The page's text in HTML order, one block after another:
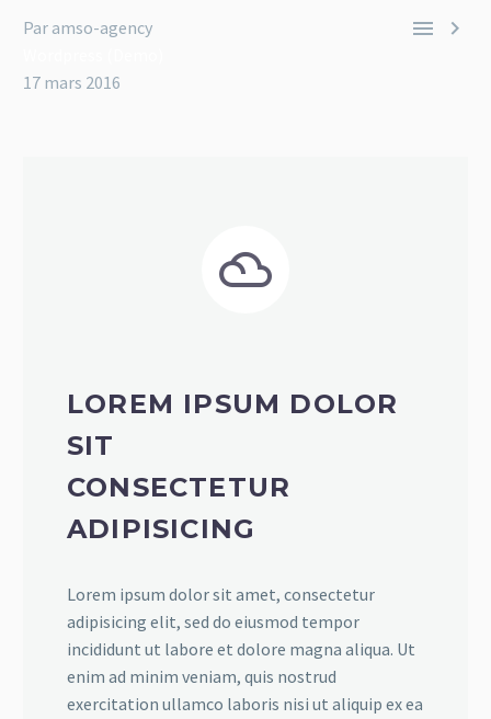
 
Par amso-agency
17 mars 2016


LOREM IPSUM DOLOR
SIT
CONSECTETUR
ADIPISICING
Lorem ipsum dolor sit amet, consectetur
adipisicing elit, sed do eiusmod tempor
incididunt ut labore et dolore magna aliqua. Ut
enim ad minim veniam, quis nostrud
exercitation ullamco laboris nisi ut aliquip ex ea